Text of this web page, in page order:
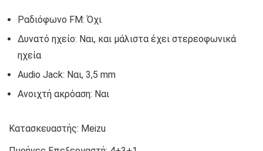
Ραδιόφωνο FM: Όχι
Δυνατό ηχείο: Ναι, και μάλιστα έχει στερεοφωνικά
ηχεία
Audio Jack: Ναι, 3,5 mm
Ανοιχτή ακρόαση: Ναι
Κατασκευαστής: Meizu